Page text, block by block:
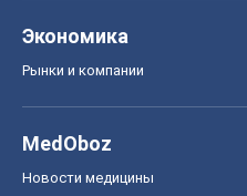
Экономика
Рынки и компании
MedOboz
Новости медицины